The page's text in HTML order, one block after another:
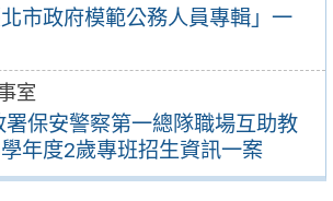
市政府模範公務人員專輯」一
室
保安警察第一總隊職場互助教
年度2歲專班招生資訊一案